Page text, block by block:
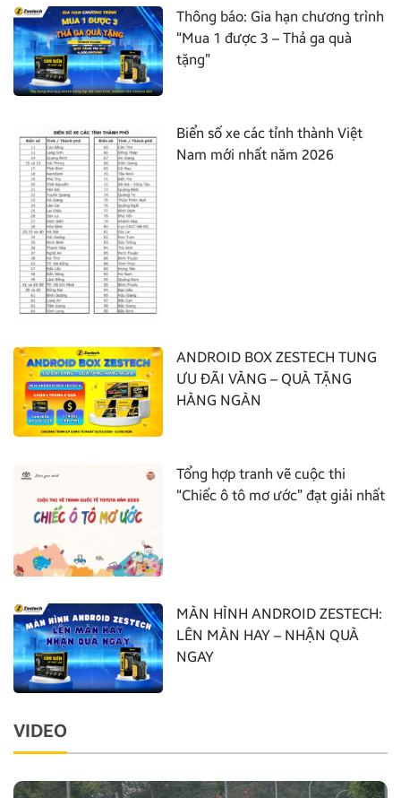
Thông báo: Gia hạn chương trình
“Mua 1 được 3 – Thả ga quà
tặng”
Biển số xe các tỉnh thành Việt
Nam mới nhất năm 2026
ANDROID BOX ZESTECH TUNG
ƯU ĐÃI VÀNG – QUÀ TẶNG
HÀNG NGÀN
Tổng hợp tranh vẽ cuộc thi
“Chiếc ô tô mơ ước” đạt giải nhất
MÀN HÌNH ANDROID ZESTECH:
LÊN MÀN HAY – NHẬN QUÀ
NGAY
VIDEO